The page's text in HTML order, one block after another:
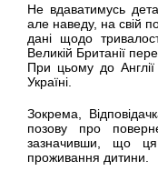
Не вдаватимусь
але наведу, на свій
дані щодо
Великій Британії
При цьому до
Україні.
Зокрема,
позову про
зазначивши, що
проживання дитини.